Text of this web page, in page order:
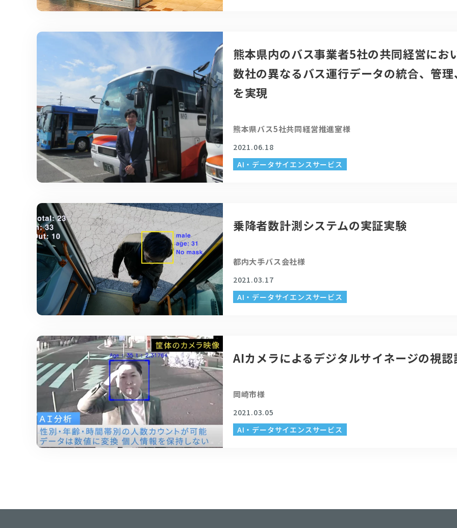
熊本県内のバス事業者5社の共同経営にお
数社の異なるバス運行データの統合、管
を実現
熊本県バス5社共同経営推進室様
2021.06.18
AI・データサイエンスサービス
乗降者数計測システムの実証実験
都内大手バス会社様
2021.03.17
AI・データサイエンスサービス
AIカメラによるデジタルサイネージの視認
岡崎市様
2021.03.05
AI・データサイエンスサービス